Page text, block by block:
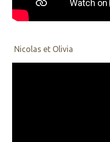
Nicolas et Olivia